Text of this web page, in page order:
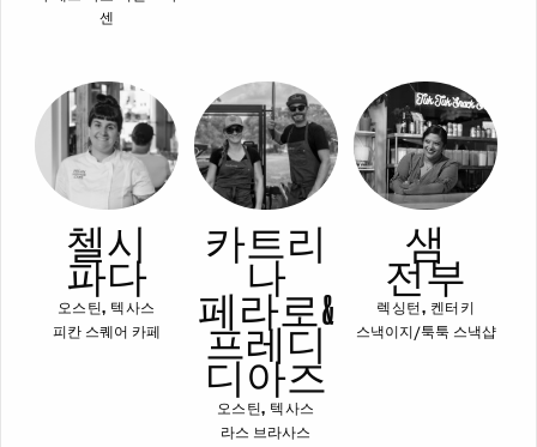
센
첼시
파다
오스틴, 텍사스
피칸 스퀘어 카페
카트리
나
페라로 &
프레디
디아즈
오스틴, 텍사스
라스 브라사스
샘
전부
렉싱턴, 켄터키
스낵이지/툭툭 스낵샵